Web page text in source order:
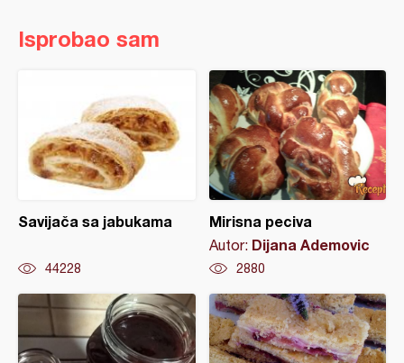
Isprobao sam
Savijača sa jabukama
44228
Mirisna peciva
Autor: Dijana Ademovic
2880